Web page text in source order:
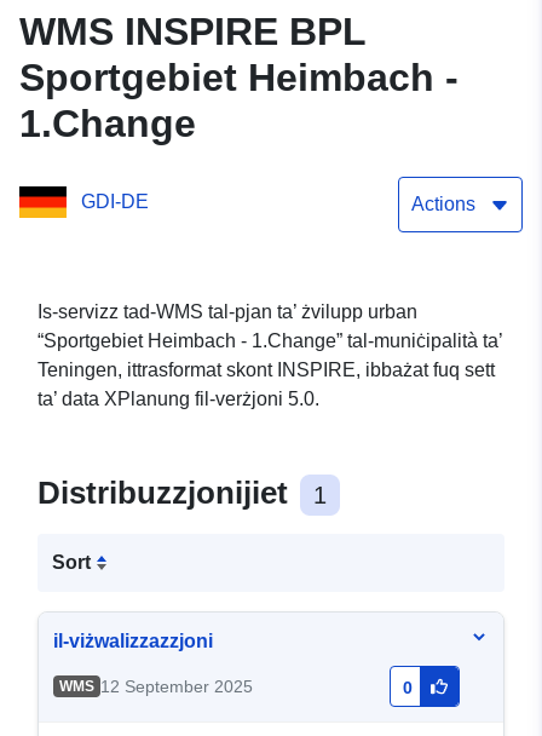
WMS INSPIRE BPL
Sportgebiet Heimbach -
1.Change
GDI-DE Actions
Is-servizz tad-WMS tal-pjan ta’ żvilupp urban
“Sportgebiet Heimbach - 1.Change” tal-muniċipalità ta’
Teningen, ittrasformat skont INSPIRE, ibbażat fuq sett
ta’ data XPlanung fil-verżjoni 5.0.
Distribuzzjonijiet 1
Sort
il-viżwalizzazzjoni
WMS 12 September 2025 0